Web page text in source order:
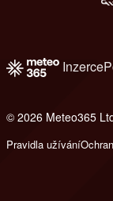
Inzerce
© 2026 Meteo365
Pravidla užívání